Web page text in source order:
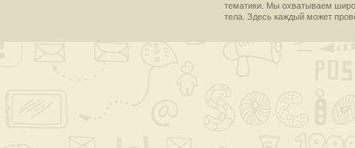
тематики. Мы охватываем
тела. Здесь каждый может